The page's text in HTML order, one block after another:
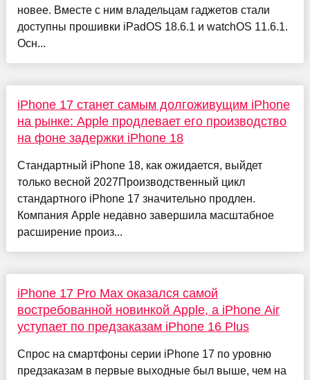
новее. Вместе с ним владельцам гаджетов стали
доступны прошивки iPadOS 18.6.1 и watchOS 11.6.1.
Осн...
iPhone 17 станет самым долгоживущим iPhone
на рынке: Apple продлевает его производство
на фоне задержки iPhone 18
Стандартный iPhone 18, как ожидается, выйдет
только весной 2027Производственный цикл
стандартного iPhone 17 значительно продлен.
Компания Apple недавно завершила масштабное
расширение произ...
iPhone 17 Pro Max оказался самой
востребованной новинкой Apple, а iPhone Air
уступает по предзаказам iPhone 16 Plus
Спрос на смартфоны серии iPhone 17 по уровню
предзаказам в первые выходные был выше, чем на